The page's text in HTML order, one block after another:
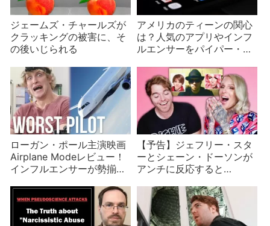
ジェームズ・チャールズが
クラッキングの被害に、そ
の後いじられる
アメリカのティーンの関心
は？人気のアプリやインフ
ルエンサーをパイパー・サ
ローガン・ポール主演映画
Airplane Modeレビュー！
インフルエンサーが勢揃い
【予告】ジェフリー・スタ
ーとシェーン・ドーソンが
アンチに反応すると…